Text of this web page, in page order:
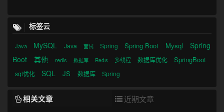
标签云
Java MySQL Java 面试 Spring Spring Boot Mysql
Spring
Boot
其他 redis 数据库 Redis 多线程 数据库优化 SpringBoot
sql优化 SQL JS 数据库 Spring
相关文章
近期文章